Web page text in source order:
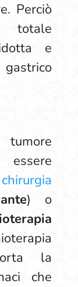
Perciò
e
chirurgia
) o
la
che